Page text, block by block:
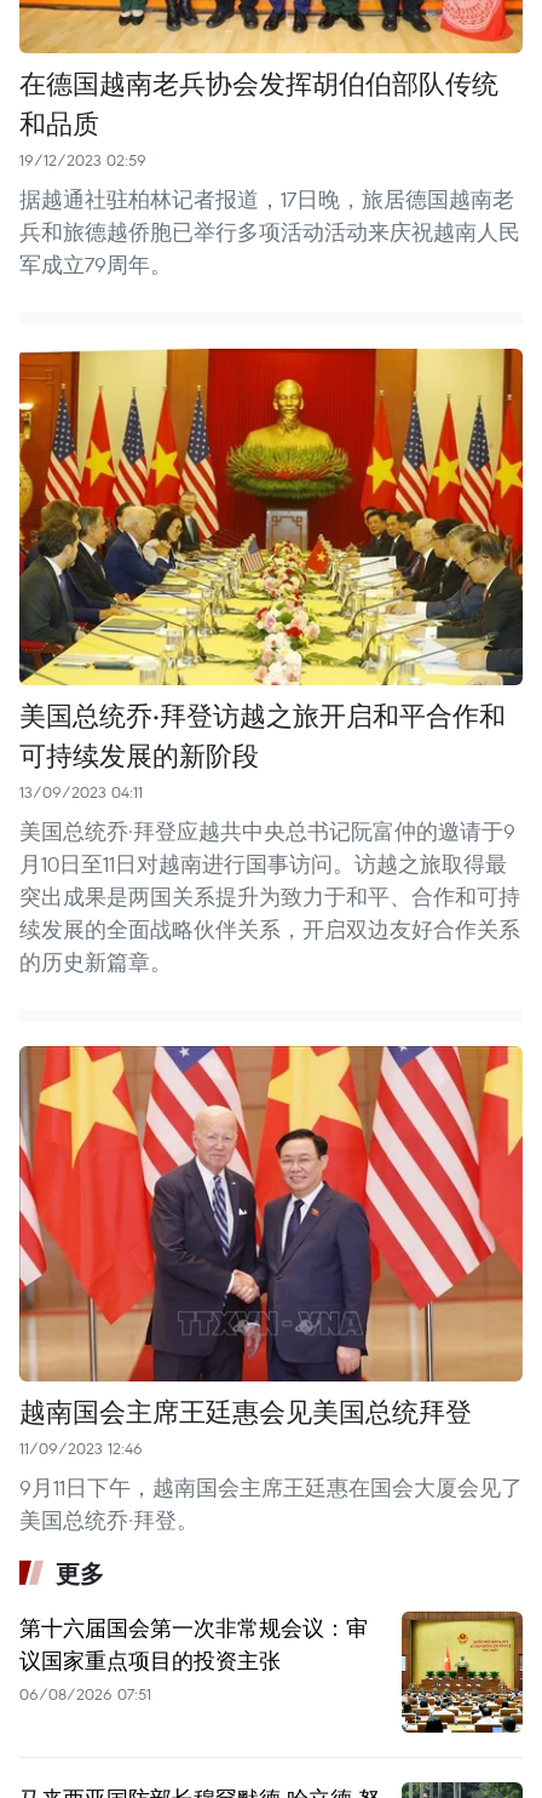
在德国越南老兵协会发挥胡伯伯部队传统
和品质
19/12/2023 02:59
据越通社驻柏林记者报道，17日晚，旅居德国越南老
兵和旅德越侨胞已举行多项活动活动来庆祝越南人民
军成立79周年。
美国总统乔·拜登访越之旅开启和平合作和
可持续发展的新阶段
13/09/2023 04:11
美国总统乔·拜登应越共中央总书记阮富仲的邀请于9
月10日至11日对越南进行国事访问。访越之旅取得最
突出成果是两国关系提升为致力于和平、合作和可持
续发展的全面战略伙伴关系，开启双边友好合作关系
的历史新篇章。
越南国会主席王廷惠会见美国总统拜登
11/09/2023 12:46
9月11日下午，越南国会主席王廷惠在国会大厦会见了
美国总统乔·拜登。
更多
第十六届国会第一次非常规会议：审
议国家重点项目的投资主张
06/08/2026 07:51